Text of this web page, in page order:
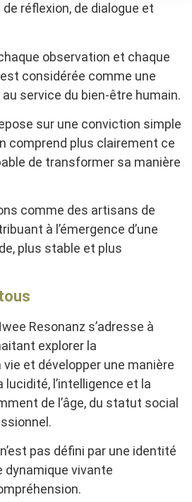
réflexion, de dialogue et
observation et chaque
considérée comme une
service du bien-être humain.
sur une conviction simple
comprend plus clairement ce
de transformer sa manière
comme des artisans de
à l’émergence d’une
plus stable et plus
Resonanz s’adresse à
explorer la
et développer une manière
lucidité, l’intelligence et la
de l’âge, du statut social
pas défini par une identité
dynamique vivante